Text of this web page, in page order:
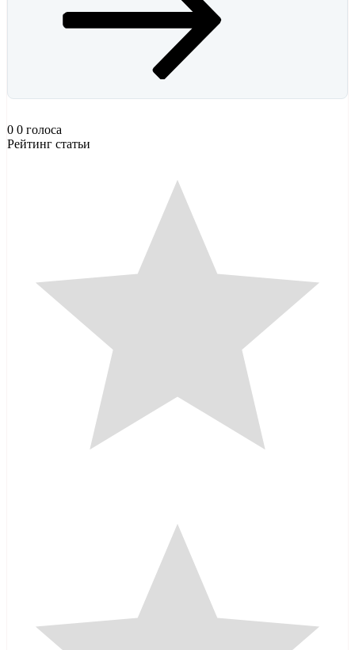
0 0 голоса
Рейтинг статьи